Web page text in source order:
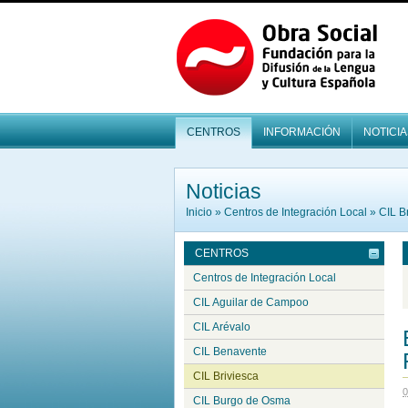
CENTROS INFORMACIÓN
Noticias
Inicio » Centros de Integración Local » CIL
CENTROS
Centros de Integración Local
CIL Aguilar de Campoo
CIL Arévalo
CIL Benavente
CIL Briviesca
CIL Burgo de Osma